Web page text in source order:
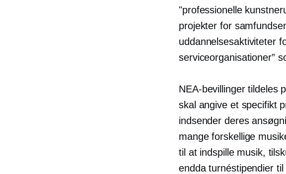
"professionelle
projekter for
uddannelsesaktiviteter
serviceorganisationer”
NEA-bevillinger tildeles
skal angive et specifikt
indsender deres
mange forskellige
til at indspille musik,
endda turnéstipendier